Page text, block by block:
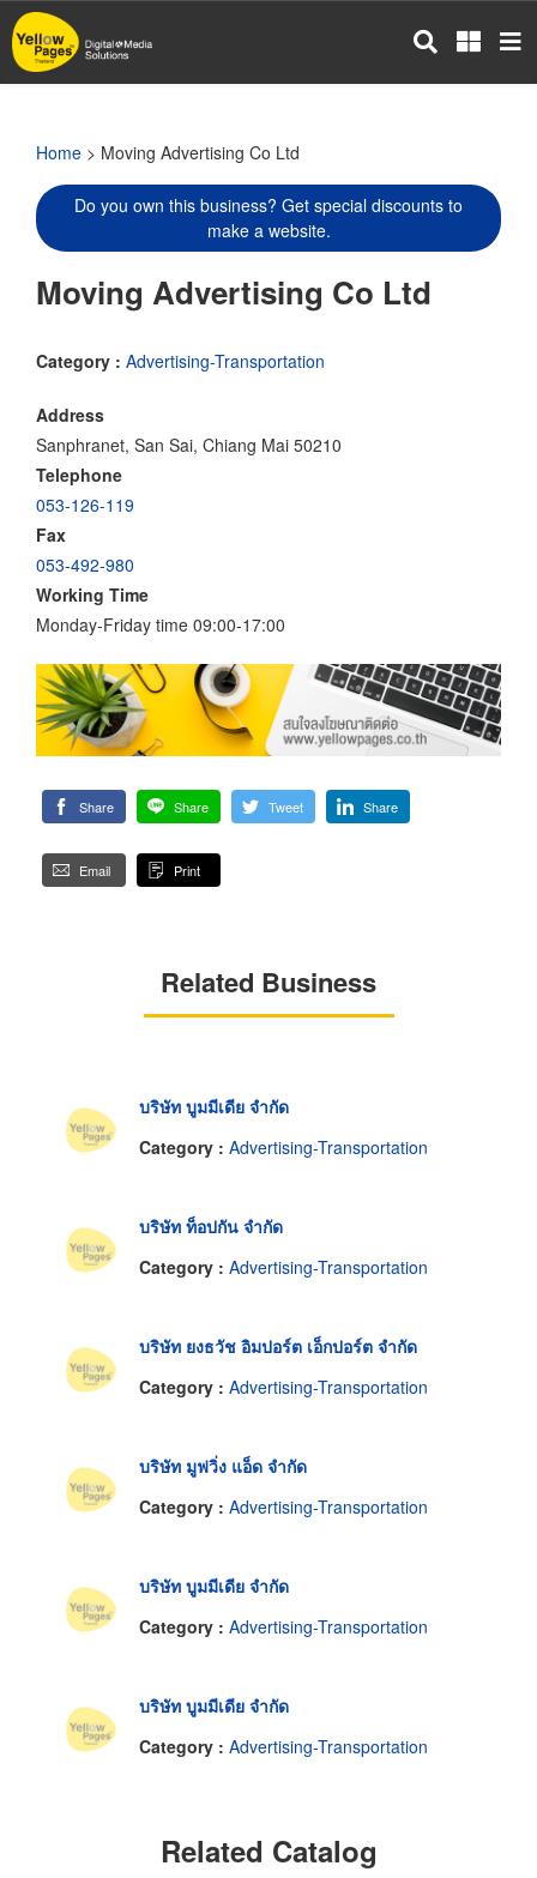
Skip
to
main
Home > Moving Advertising Co Ltd
Do you own this business? Get special discounts to
make a website.
Moving Advertising Co Ltd
Category : Advertising-Transportation
Address
Sanphranet, San Sai, Chiang Mai 50210
Telephone
053-126-119
Fax
053-492-980
Working Time
Monday-Friday time 09:00-17:00
Share Share Tweet Share
Email Print
Related Business
บริษัท บูมมีเดีย จำกัด
Category : Advertising-Transportation
บริษัท ท็อปกัน จำกัด
Category : Advertising-Transportation
บริษัท ยงธวัช อิมปอร์ต เอ็กปอร์ต จำกัด
Category : Advertising-Transportation
บริษัท มูฟวิ่ง แอ็ด จำกัด
Category : Advertising-Transportation
บริษัท บูมมีเดีย จำกัด
Category : Advertising-Transportation
บริษัท บูมมีเดีย จำกัด
Category : Advertising-Transportation
Related Catalog